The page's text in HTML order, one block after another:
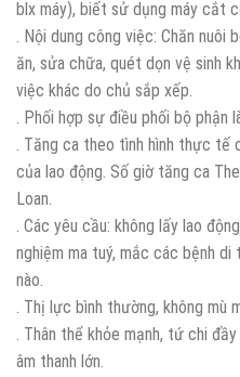
blx máy), biết sử dụng máy cắt
. Nội dung công việc: Chăn nuôi
ăn, sửa chữa, quét dọn vệ sinh
việc khác do chủ sắp xếp.
. Phối hợp sự điều phối bộ phận
. Tăng ca theo tình hình thực tế
của lao động. Số giờ tăng ca
Loan.
. Các yêu cầu: không lấy lao
nghiệm ma tuý, mắc các bệnh
nào.
. Thị lực bình thường, không mù
. Thân thể khỏe mạnh, tứ chi
âm thanh lớn.